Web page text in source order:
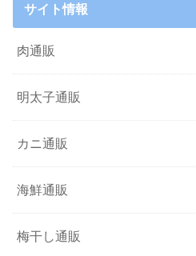
サイト情報
肉通販
明太子通販
カニ通販
海鮮通販
梅干し通販